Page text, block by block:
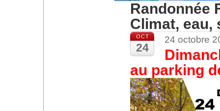
Randonnée
Climat,
OCT
24
24 octobre
au parking